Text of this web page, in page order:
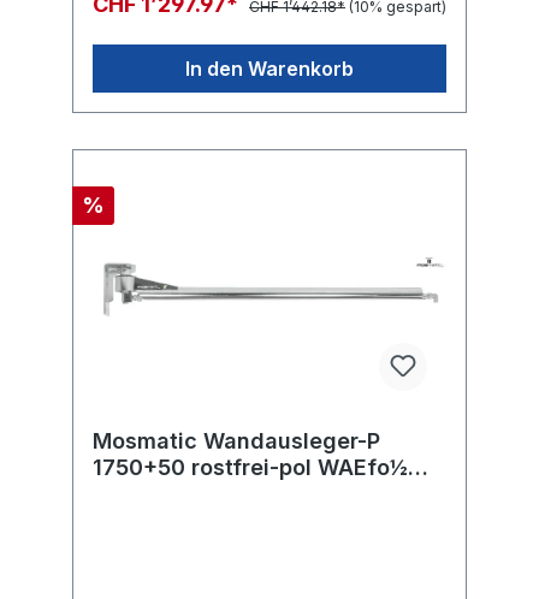
CHF 1’442.18* (10% gespart)
In den Warenkorb
%
Mosmatic Wandausleger-P
1750+50 rostfrei-pol WAEfo½